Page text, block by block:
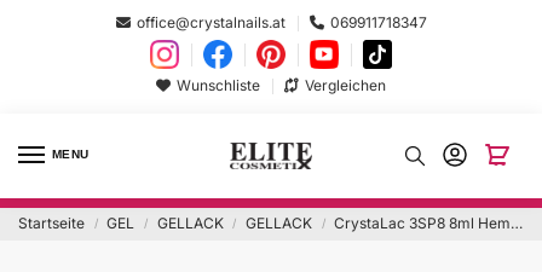
office@crystalnails.at 069911718347
Wunschliste Vergleichen
MENU
Startseite / GEL / GELLACK / GELLACK / CrystaLac 3SP8 8ml Hema Free